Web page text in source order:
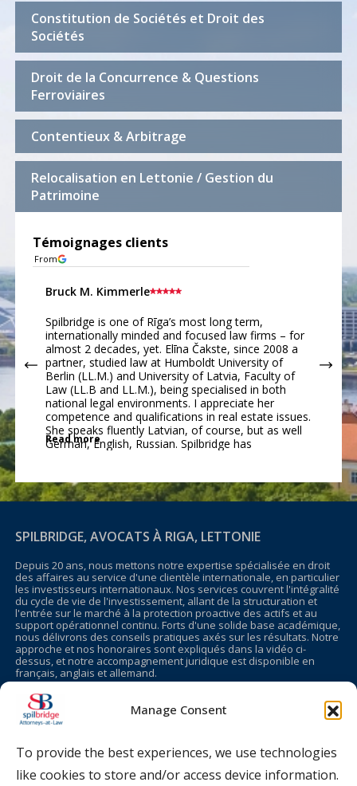
Manage Consent
To provide the best experiences, we use technologies
like cookies to store and/or access device information.
Constitution de Sociétés et Droit des
Sociétés
Droit de la Concurrence & Questions
Ferroviaires
Contentieux & Arbitrage
Relocalisation en Lettonie / Gestion du
Patrimoine
Témoignages clients
From
Bruck M. Kimmerle
Spilbridge is one of Rīga’s most long term,
internationally minded and focused law firms – for
almost 2 decades, yet. Elīna Čakste, since 2008 a
partner, studied law at Humboldt University of
Berlin (LL.M.) and University of Latvia, Faculty of
Law (LL.B and LL.M.), being specialised in both
national legal environments. I appreciate her
competence and qualifications in real estate issues.
She speaks fluently Latvian, of course, but as well
German, English, Russian. Spilbridge has
(Courland), too. Expats, planing activities and
investment in Latvia, should not spare the fair
risks and losses. Spilbridge is particularly embedded
in the British-Latvian and German-Latvian business
Read more
SPILBRIDGE, AVOCATS À RIGA, LETTONIE
Depuis 20 ans, nous mettons notre expertise spécialisée en droit
des affaires au service d'une clientèle internationale, en particulier
les investisseurs internationaux. Nos services couvrent l'intégralité
du cycle de vie de l'investissement, allant de la structuration et
l'entrée sur le marché à la protection proactive des actifs et au
support opérationnel continu. Forts d'une solide base académique,
nous délivrons des conseils pratiques axés sur les résultats. Notre
approche et nos honoraires sont expliqués dans la vidéo ci-
dessus, et notre accompagnement juridique est disponible en
français, anglais et allemand.
SOCIÉTÉ
Teatra iela 7-5, Riga, LV-1050, Latvia
https://www.youtube.com/@Spilbridge
https://www.linkedin.com/company/spilbridge